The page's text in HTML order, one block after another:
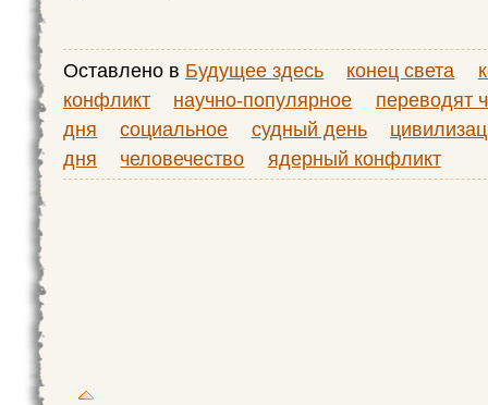
Оставлено в Будущее здесь конец света
конфликт
научно-популярное
переводят
дня
социальное судный день
дня
человечество ядерный конфликт